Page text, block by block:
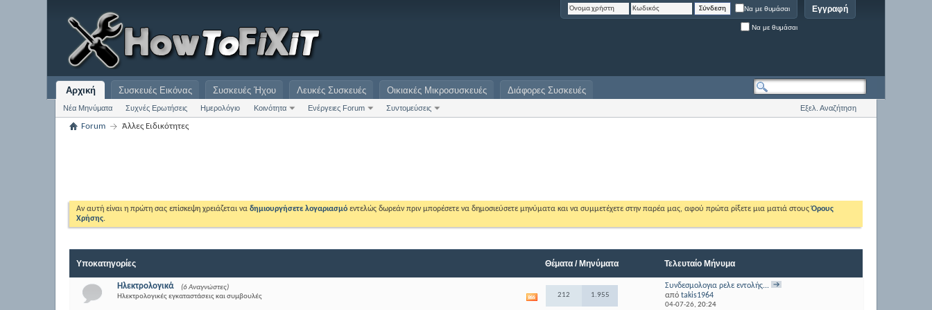
Εγγραφή
Να με θυμάσαι
Να με θυμάσαι
Αρχική
Νέα Μηνύματα Συχνές Ερωτήσεις Ημερολόγιο Κοινότητα Ενέργειες Forum Συντομεύσεις
Συσκευές Εικόνας Συσκευές Ήχου Λευκές Συσκευές Οικιακές Μικροσυσκευές Διάφορες Συσκευές
Εξελ. Αναζήτηση
Forum Άλλες Ειδικότητες
Αν αυτή είναι η πρώτη σας επίσκεψη χρειάζεται ναδημιουργήσετε λογαριασμό εντελώς δωρεάν πριν μπορέσετε να δημοσιεύσετε μηνύματα και να συμμετέχετε στην παρέα μας, αφού πρώτα ρίξετε μια ματιά στουςΌρους
Χρήσης.
Υποκατηγορίες Θέματα / Μηνύματα Τελευταίο Μήνυμα
Ηλεκτρολογικά
(6 Αναγνώστες)
Ηλεκτρολογικές εγκαταστάσεις και συμβουλές
212 1.955
Συνδεσμολογια ρελε εντολής...
από takis1964
04-07-26, 20:24